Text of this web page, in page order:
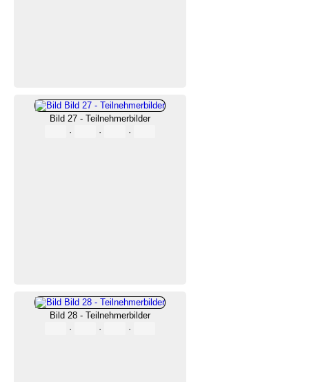
Bild 27 - Teilnehmerbilder
·
· ·
Bild 28 - Teilnehmerbilder
·
· ·